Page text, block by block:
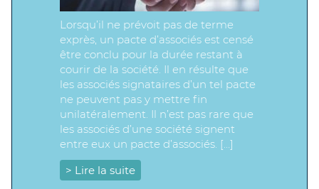
Lorsqu’il ne prévoit pas de terme
exprès, un pacte d’associés est censé
être conclu pour la durée restant à
courir de la société. Il en résulte que
les associés signataires d’un tel pacte
ne peuvent pas y mettre fin
unilatéralement. Il n’est pas rare que
les associés d’une société signent
entre eux un pacte d’associés. […]
> Lire la suite